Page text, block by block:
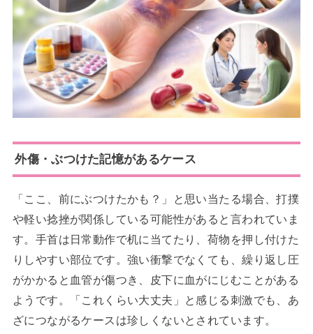
外傷・ぶつけた記憶があるケース
「ここ、前にぶつけたかも？」と思い当たる場合、打撲
や軽い捻挫が関係している可能性があると言われていま
す。手首は日常動作で机に当てたり、荷物を押し付けた
りしやすい部位です。強い衝撃でなくても、繰り返し圧
がかかると血管が傷つき、皮下に血がにじむことがある
ようです。「これくらい大丈夫」と感じる刺激でも、あ
ざにつながるケースは珍しくないとされています。